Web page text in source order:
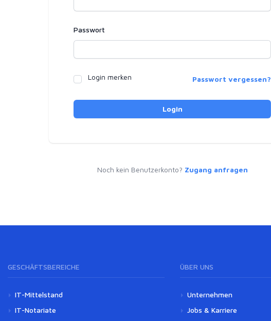
Passwort
Login merken Passwort vergessen?
Login
Noch kein Benutzerkonto? Zugang anfragen
GESCHÄFTSBEREICHE
IT-Mittelstand
IT-Notariate
ÜBER UNS
Unternehmen
Jobs & Karriere